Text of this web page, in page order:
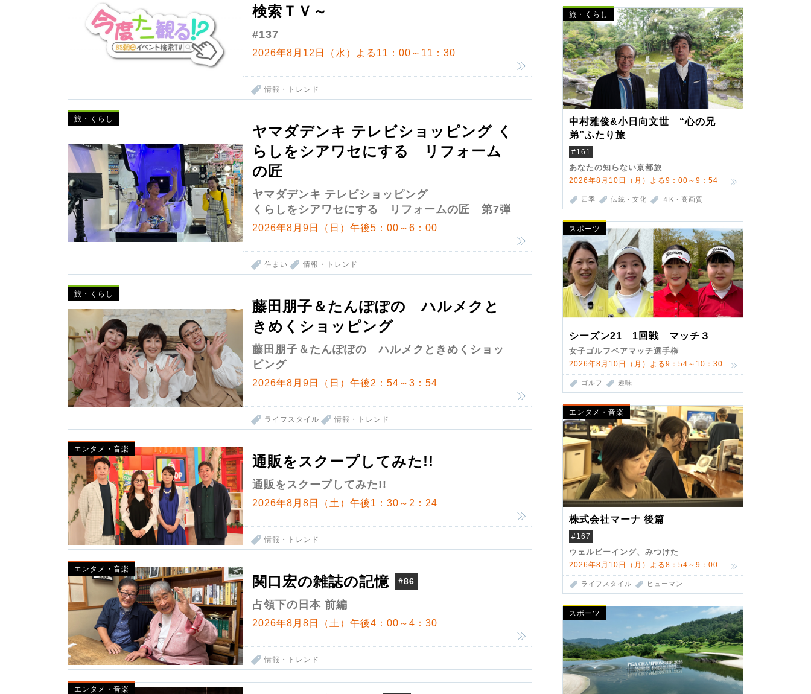
検索ＴＶ～
#137
2026年8月12日（水）よる11：00～11：30
情報・トレンド
旅・くらし
ヤマダデンキ テレビショッピング く
らしをシアワセにする リフォーム
の匠
ヤマダデンキ テレビショッピング
くらしをシアワセにする リフォームの匠 第7弾
2026年8月9日（日）午後5：00～6：00
住まい 情報・トレンド
旅・くらし
藤田朋子＆たんぽぽの ハルメクと
きめくショッピング
藤田朋子＆たんぽぽの ハルメクときめくショッ
ピング
2026年8月9日（日）午後2：54～3：54
ライフスタイル 情報・トレンド
エンタメ・音楽
通販をスクープしてみた!!
通販をスクープしてみた!!
2026年8月8日（土）午後1：30～2：24
情報・トレンド
エンタメ・音楽
関口宏の雑誌の記憶 #86
占領下の日本 前編
2026年8月8日（土）午後4：00～4：30
情報・トレンド
エンタメ・音楽
旅・くらし
中村雅俊&小日向文世 “心の兄
弟”ふたり旅
#161
あなたの知らない京都旅
2026年8月10日（月）よる9：00～9：54
四季 伝統・文化 ４K・高画質
スポーツ
シーズン21 1回戦 マッチ３
女子ゴルフペアマッチ選手権
2026年8月10日（月）よる9：54～10：30
ゴルフ 趣味
エンタメ・音楽
株式会社マーナ 後篇
#167
ウェルビーイング、みつけた
2026年8月10日（月）よる8：54～9：00
ライフスタイル ヒューマン
スポーツ